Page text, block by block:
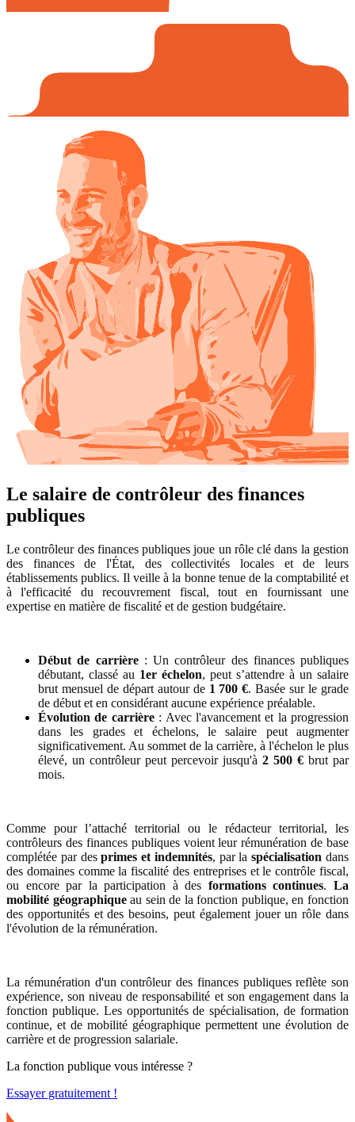
Le salaire de contrôleur des finances
publiques
Le contrôleur des finances publiques joue un rôle clé dans la gestion
des finances de l'État, des collectivités locales et de leurs
établissements publics. Il veille à la bonne tenue de la comptabilité et
à l'efficacité du recouvrement fiscal, tout en fournissant une
expertise en matière de fiscalité et de gestion budgétaire.
Début de carrière: Un contrôleur des finances publiques
débutant, classé au 1er échelon, peut s’attendre à un salaire
brut mensuel de départ autour de 1 700 €. Basée sur le grade
de début et en considérant aucune expérience préalable.
Évolution de carrière: Avec l'avancement et la progression
dans les grades et échelons, le salaire peut augmenter
significativement. Au sommet de la carrière, à l'échelon le plus
élevé, un contrôleur peut percevoir jusqu'à 2 500 € brut par
mois.
Comme pour l’attaché territorial ou le rédacteur territorial, les
contrôleurs des finances publiques voient leur rémunération de base
complétée par desprimes et indemnités, par laspécialisationdans
des domaines comme la fiscalité des entreprises et le contrôle fiscal,
ou encore par la participation à des formations continues.La
mobilité géographiqueau sein de la fonction publique, en fonction
des opportunités et des besoins, peut également jouer un rôle dans
l'évolution de la rémunération.
La rémunération d'un contrôleur des finances publiques reflète son
expérience, son niveau de responsabilité et son engagement dans la
fonction publique. Les opportunités de spécialisation, de formation
continue, et de mobilité géographique permettent une évolution de
carrière et de progression salariale.
La fonction publique vous intéresse ?
Essayer gratuitement !